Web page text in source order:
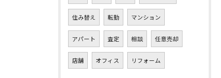
住み替え 転勤 マンション
アパート 査定 相談 任意売却
店舗 オフィス リフォーム